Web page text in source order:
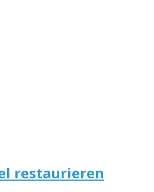
restaurieren